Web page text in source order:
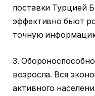
поставки Турцией
эффективно бьют
точную
3.
возросла. Вся
активного